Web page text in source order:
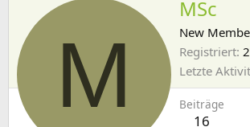
M
MSc
New
Registriert
Letzte
Beiträge
16